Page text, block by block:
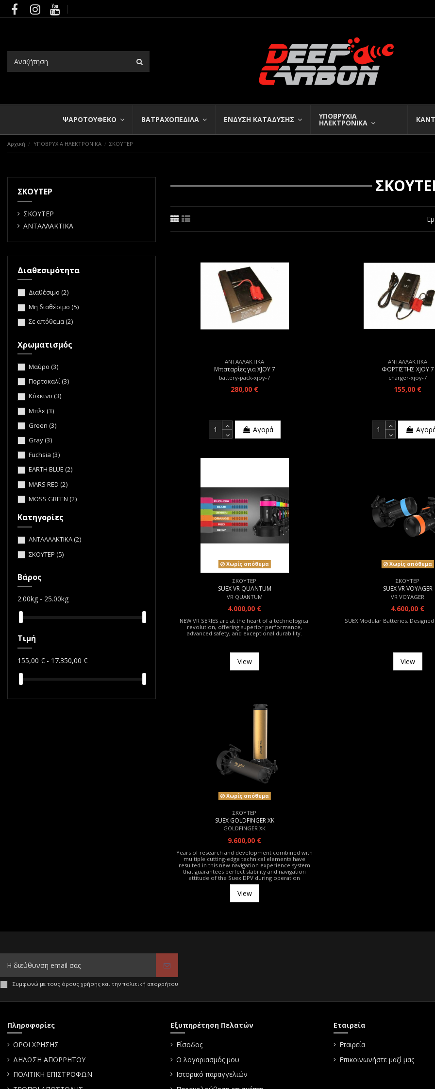
ΨΑΡΟΤΟΥΦΕΚΟ ΒΑΤΡΑΧΟΠΕΔΙΛΑ ΕΝΔΥΣΗ ΚΑΤΑΔΥΣΗΣ ΥΠΟΒΡΥΧΙΑ
ΗΛΕΚΤΡΟΝΙΚΑ
Αρχική ΥΠΟΒΡΥΧΙΑ ΗΛΕΚΤΡΟΝΙΚΑ ΣΚΟΥΤΕΡ
ΑΝΤΑΛΛΑΚΤΙΚΑ
Μπαταρίες για XJOY 7
battery-pack-xjoy-7
280,00 €
Αγορά
ΑΝΤΑΛΛΑΚΤΙΚΑ
ΦΟΡΤΙΣΤΗΣ XJOY 7
charger-xjoy-7
155,00 €
Χωρίς απόθεμα
ΣΚΟΥΤΕΡ
SUEX VR QUANTUM
VR QUANTUM
4.000,00 €
NEW VR SERIES are at the heart of a technological
revolution, offering superior performance,
advanced safety, and exceptional durability.
View
Χωρίς απόθεμα
ΣΚΟΥΤΕΡ
SUEX VR VOYAGER
VR VOYAGER
4.600,00 €
SUEX Modular Batteries,
View
Χωρίς απόθεμα
ΣΚΟΥΤΕΡ
SUEX GOLDFINGER XK
GOLDFINGER XK
9.600,00 €
Years of research and development combined with
multiple cutting-edge technical elements have
resulted in this new navigation experience system
that guarantees perfect stability and navigation
attitude of the Suex DPV during operation
View
ΣΚΟΥΤΕΡ
ΣΚΟΥΤΕΡ
ΑΝΤΑΛΛΑΚΤΙΚΑ
Διαθεσιμότητα
Διαθέσιμο (2)
Μη διαθέσιμο (5)
Σε απόθεμα(2)
Χρωματισμός
Μαύρο (3)
Πορτοκαλί(3)
Κόκκινο (3)
Μπλε (3)
Green (3)
Gray(3)
Fuchsia (3)
EARTH BLUE (2)
MARS RED (2)
MOSS GREEN (2)
SATURN BLACK
JET BLACK
DEEP GOLD(2)
Κατηγορίες
ΑΝΤΑΛΛΑΚΤΙΚΑ(2)
ΣΚΟΥΤΕΡ (5)
Βάρος
2.00kg - 25.00kg
Τιμή
155,00 € - 17.350,00 €
Συμφωνώ με τους όρους χρήσης και την πολιτική απορρήτου
Πληροφορίες
ΟΡΟΙ ΧΡΗΣΗΣ
ΔΗΛΩΣΗ ΑΠΟΡΡΗΤΟΥ
ΠΟΛΙΤΙΚΗ ΕΠΙΣΤΡΟΦΩΝ
Εξυπηρέτηση Πελατών
Είσοδος
Ο λογαριασμός μου
Ιστορικό παραγγελιών
Εταιρεία
Εταιρεία
Επικοινωνήστε μαζί μας